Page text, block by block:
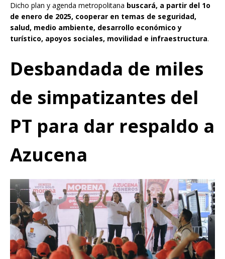
Dicho plan y agenda metropolitana buscará, a partir del 1o
de enero de 2025, cooperar en temas de seguridad,
salud, medio ambiente, desarrollo económico y
turístico, apoyos sociales, movilidad e infraestructura.
Desbandada de miles
de simpatizantes del
PT para dar respaldo a
Azucena